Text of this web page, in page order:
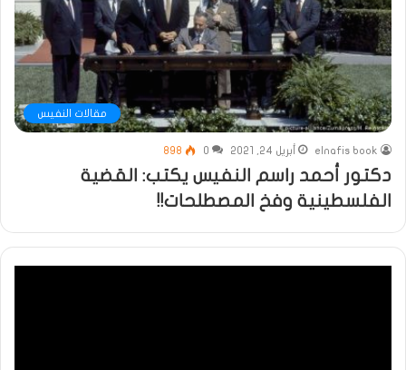
مقالات النفيس
elnafis book أبريل 24, 2021 0
898
دكتور أحمد راسم النفيس يكتب: القضية
الفلسطينية وفخ المصطلحات!!